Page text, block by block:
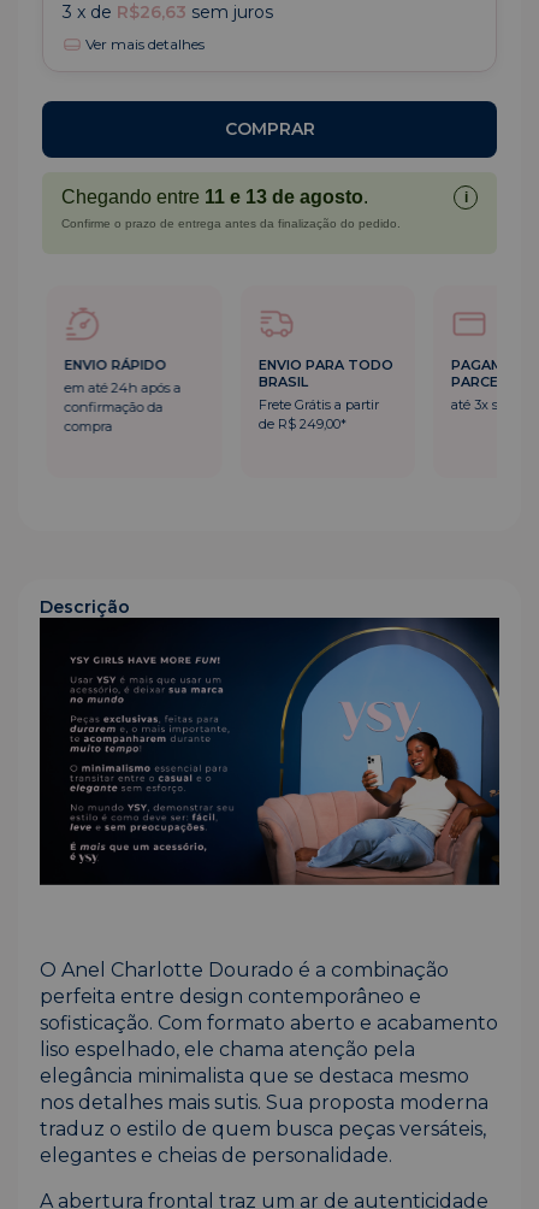
3 x de R$26,63 sem juros
Ver mais detalhes
Chegando entre 11 e 13 de agosto. i
Confirme o prazo de entrega antes da finalização do pedido.
ENVIO RÁPIDO
em até 24h após a
confirmação da
compra
ENVIO PARA TODO
BRASIL
Frete Grátis a partir
de R$ 249,00*
PARCELADO
até 3x sem
Descrição
O Anel Charlotte Dourado é a combinação
perfeita entre design contemporâneo e
sofisticação. Com formato aberto e acabamento
liso espelhado, ele chama atenção pela
elegância minimalista que se destaca mesmo
nos detalhes mais sutis. Sua proposta moderna
traduz o estilo de quem busca peças versáteis,
elegantes e cheias de personalidade.
A abertura frontal traz um ar de autenticidade